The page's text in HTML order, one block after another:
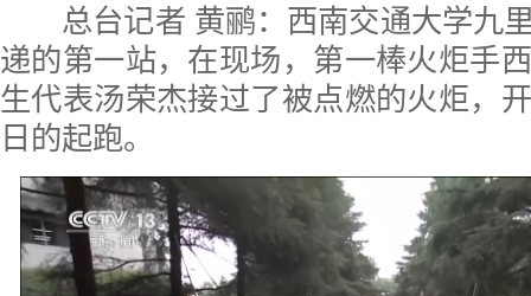
总台记者 黄鹂：西南交通大学九
递的第一站，在现场，第一棒火炬手
生代表汤荣杰接过了被点燃的火炬，
日的起跑。